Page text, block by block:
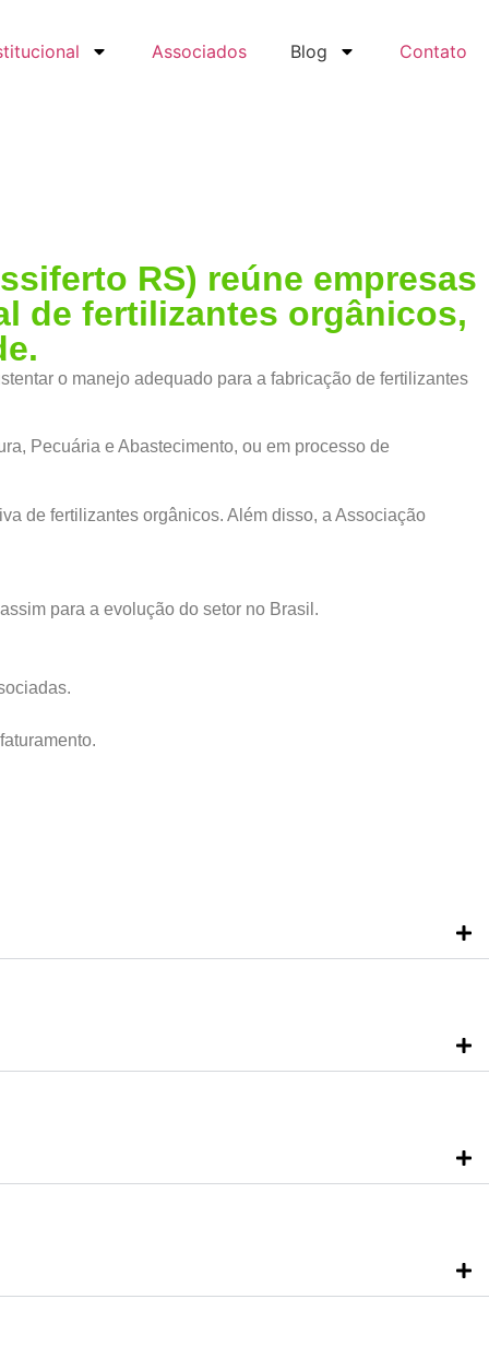
Associados Blog
Contato
RS) reúne empresas
de fertilizantes orgânicos,
o manejo adequado para a fabricação de fertilizantes
Pecuária e Abastecimento, ou em processo de
de fertilizantes orgânicos. Além disso, a Associação
para a evolução do setor no Brasil.